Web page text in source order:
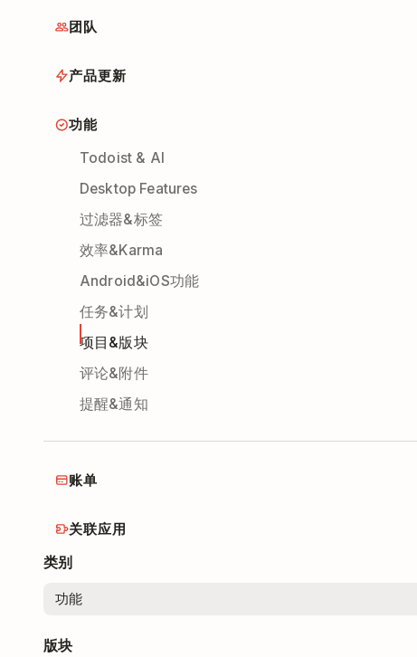
团队
产品更新
功能
Todoist & AI
Desktop Features
过滤器&标签
效率&Karma
Android&iOS功能
任务&计划
项目&版块
评论&附件
提醒&通知
账单
关联应用
类别
版块